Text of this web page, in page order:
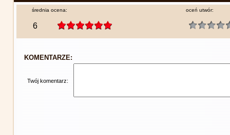
średnia ocena:
6
oceń utwór:
KOMENTARZE:
Twój komentarz: